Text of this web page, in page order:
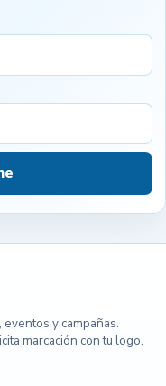
y campañas.
marcación con tu logo.